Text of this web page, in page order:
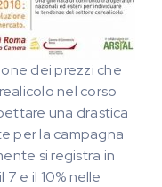
dei prezzi che
nel corso
una drastica
per la campagna
si registra in
e il 10% nelle